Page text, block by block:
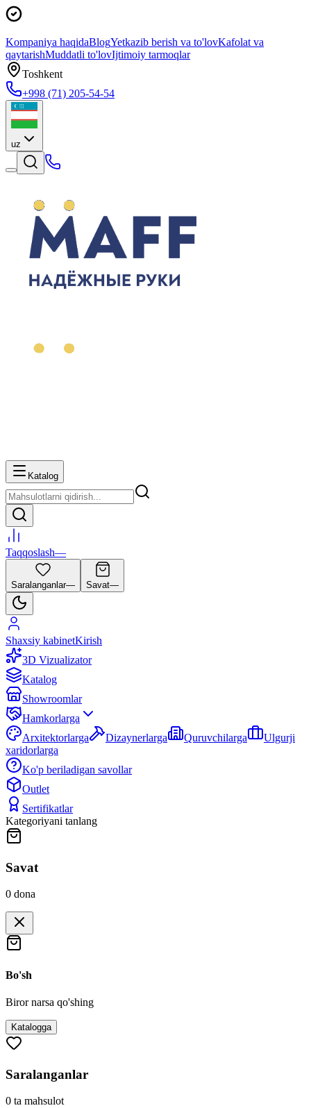
Kompaniya haqidaBlogYetkazib berish va to'lovKafolat va
qaytarishMuddatli to'lovIjtimoiy tarmoqlar
Toshkent
+998 (71) 205-54-54
uz
Katalog
Taqqoslash—
Saralanganlar— Savat—
Shaxsiy kabinetKirish
3D Vizualizator
Katalog
Showroomlar
Hamkorlarga
Arxitektorlarga
Dizaynerlarga Quruvchilarga
Ulgurji
xaridorlarga
Ko'p beriladigan savollar
Outlet
Sertifikatlar
Kategoriyani tanlang
Savat
0 dona
Bo'sh
Biror narsa qo'shing
Katalogga
Saralanganlar
0 ta mahsulot